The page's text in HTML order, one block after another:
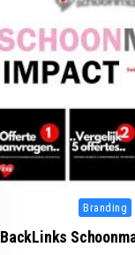
Posted in
Branding
BackLinks